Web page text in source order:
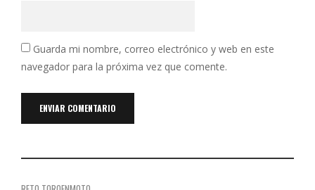
Guarda mi nombre, correo electrónico y web en este
navegador para la próxima vez que comente.